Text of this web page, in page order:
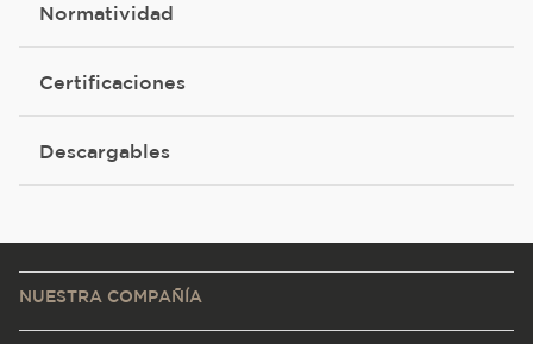
Normatividad
Certificaciones
Descargables
NUESTRA COMPAÑÍA